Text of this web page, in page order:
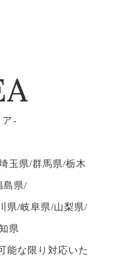
玉県/群馬県/栃木
島県/
県/岐阜県/山梨県/
県
能な限り対応いた